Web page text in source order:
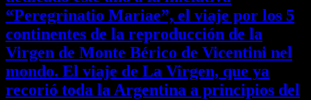
“Peregrinatio Mariae”, el viaje por los 5
continentes de la reproducción de la
Virgen de Monte Bérico de Vicentini nel
mondo. El viaje de La Virgen, que ya
recorió toda la Argentina a principios del